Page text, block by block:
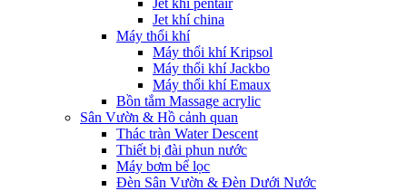
Jet khí pentair
Jet khí china
Máy thổi khí
Máy thổi khí Kripsol
Máy thổi khí Jackbo
Máy thổi khí Emaux
Bồn tắm Massage acrylic
Sân Vườn & Hồ cảnh quan
Thác tràn Water Descent
Thiết bị đài phun nước
Máy bơm bể lọc
Đèn Sân Vườn & Đèn Dưới Nước